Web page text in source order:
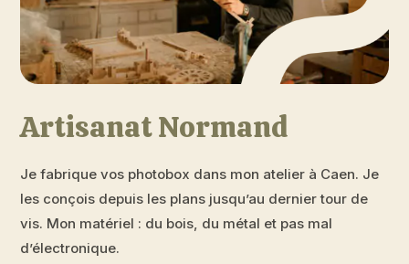
Artisanat Normand
Je fabrique vos photobox dans mon atelier à Caen. Je
les conçois depuis les plans jusqu’au dernier tour de
vis. Mon matériel : du bois, du métal et pas mal
d’électronique.